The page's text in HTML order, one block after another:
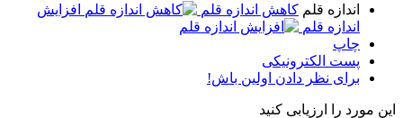
اندازه قلم کاهش اندازه قلم
افزایش
اندازه قلم
چاپ
پست الکترونیکی
برای نظر دادن اولین باش!
این مورد را ارزیابی کنید